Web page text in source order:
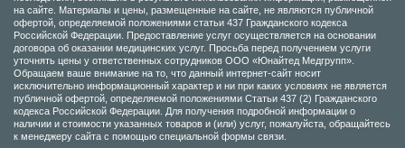
на сайте. Материалы и цены, размещенные на сайте, не являются публичной
офертой, определяемой положениями статьи 437 Гражданского кодекса
Российской Федерации. Предоставление услуг осуществляется на основании
договора об оказании медицинских услуг. Просьба перед получением услуги
уточнять цены у ответственных сотрудников ООО «Юнайтед Медгрупп».
Обращаем ваше внимание на то, что данный интернет-сайт носит
исключительно информационный характер и ни при каких условиях не является
публичной офертой, определяемой положениями Статьи 437 (2) Гражданского
кодекса Российской Федерации. Для получения подробной информации о
наличии и стоимости указанных товаров и (или) услуг, пожалуйста, обращайтесь
к менеджеру сайта с помощью специальной формы связи.